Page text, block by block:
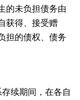
的未负担债务由
获得、接受赠
担的债权、债务
续期间，在各自